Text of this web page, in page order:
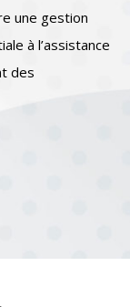
une gestion
à l’assistance
des